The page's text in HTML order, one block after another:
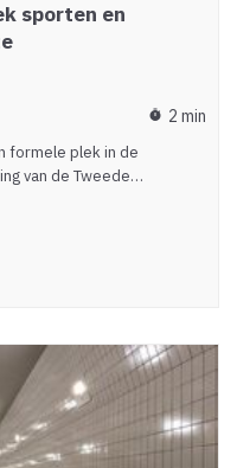
sporten en
timer 2 min
formele plek in de
van de Tweede…